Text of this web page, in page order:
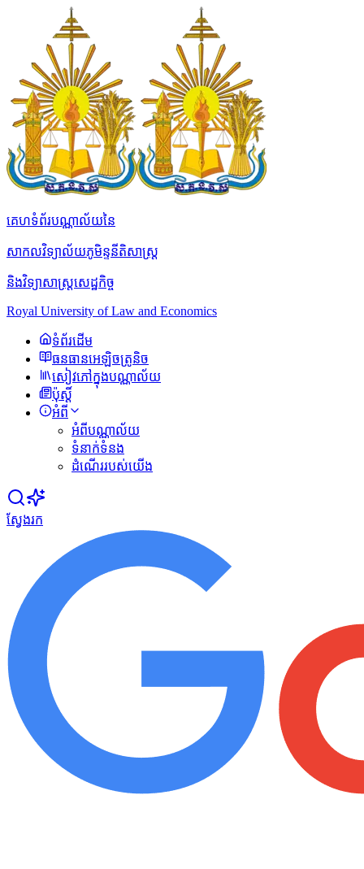
គេហទំព័របណ្ណាល័យនៃ
សាកលវិទ្យាល័យភូមិន្ទនីតិសាស្ត្រ
និងវិទ្យាសាស្ត្រសេដ្ឋកិច្ច
Royal University of Law and Economics
ទំព័រដើម
ធនធានអេឡិចត្រូនិច
សៀវភៅក្នុងបណ្ណាល័យ
ប៉ុស្ដិ៍
អំពី
អំពីបណ្ណាល័យ
ទំនាក់ទំនង
ដំណើររបស់យើង
ស្វែងរក